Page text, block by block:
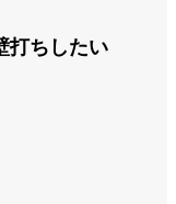
打ちしたい